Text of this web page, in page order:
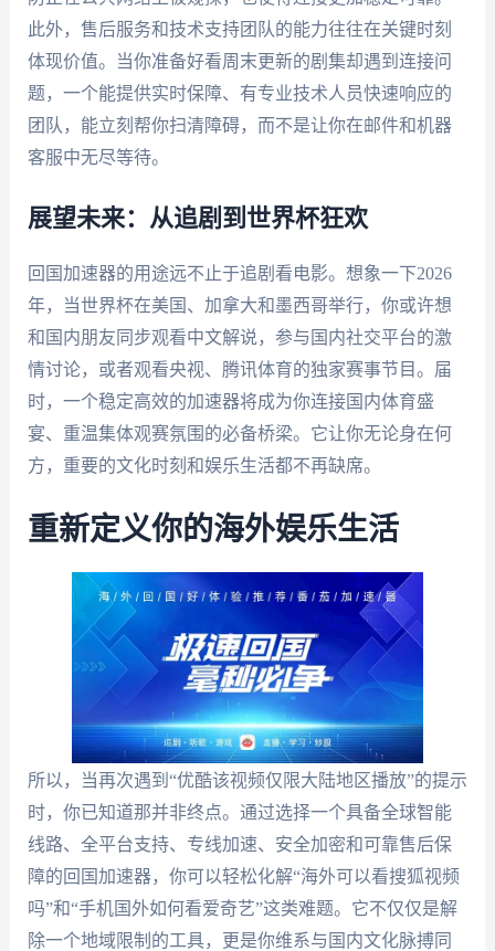
此外，售后服务和技术支持团队的能力往往在关键时刻
体现价值。当你准备好看周末更新的剧集却遇到连接问
题，一个能提供实时保障、有专业技术人员快速响应的
团队，能立刻帮你扫清障碍，而不是让你在邮件和机器
客服中无尽等待。
展望未来：从追剧到世界杯狂欢
回国加速器的用途远不止于追剧看电影。想象一下2026
年，当世界杯在美国、加拿大和墨西哥举行，你或许想
和国内朋友同步观看中文解说，参与国内社交平台的激
情讨论，或者观看央视、腾讯体育的独家赛事节目。届
时，一个稳定高效的加速器将成为你连接国内体育盛
宴、重温集体观赛氛围的必备桥梁。它让你无论身在何
方，重要的文化时刻和娱乐生活都不再缺席。
重新定义你的海外娱乐生活
所以，当再次遇到“优酷该视频仅限大陆地区播放”的提示
时，你已知道那并非终点。通过选择一个具备全球智能
线路、全平台支持、专线加速、安全加密和可靠售后保
障的回国加速器，你可以轻松化解“海外可以看搜狐视频
吗”和“手机国外如何看爱奇艺”这类难题。它不仅仅是解
除一个地域限制的工具，更是你维系与国内文化脉搏同